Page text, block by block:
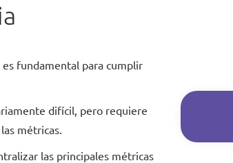
fundamental para cumplir
difícil, pero requiere
métricas.
las principales métricas